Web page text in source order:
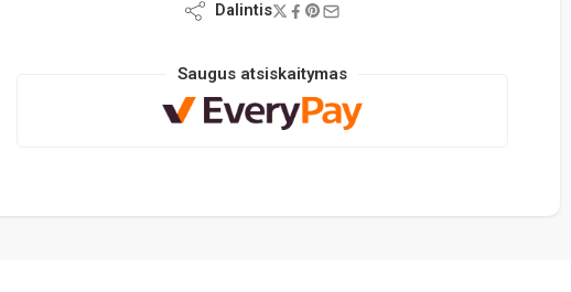
Dalintis
Saugus atsiskaitymas